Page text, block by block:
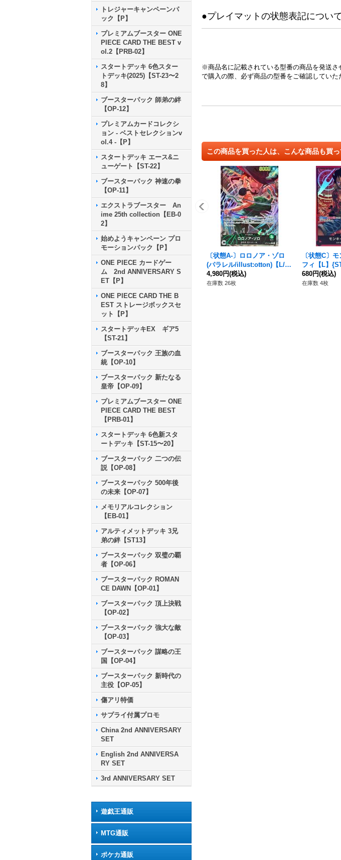
トレジャーキャンペーンパ
ック【P】
プレミアムブースター ONE
PIECE CARD THE BEST v
ol.2【PRB-02】
スタートデッキ 6色スター
トデッキ(2025)【ST-23〜2
8】
ブースターパック 師弟の絆
【OP-12】
プレミアムカードコレクシ
ョン - ベストセレクションv
ol.4 -【P】
スタートデッキ エース&ニ
ューゲート【ST-22】
ブースターパック 神速の拳
【OP-11】
エクストラブースター An
ime 25th collection【EB-0
2】
始めようキャンペーン プロ
モーションパック【P】
ONE PIECE カードゲー
ム 2nd ANNIVERSARY S
ET【P】
ONE PIECE CARD THE B
EST ストレージボックスセ
ット【P】
スタートデッキEX ギア5
【ST-21】
ブースターパック 王族の血
統【OP-10】
ブースターパック 新たなる
皇帝【OP-09】
プレミアムブースター ONE
PIECE CARD THE BEST
【PRB-01】
スタートデッキ 6色新スタ
ートデッキ【ST-15〜20】
ブースターパック 二つの伝
説【OP-08】
ブースターパック 500年後
の未来【OP-07】
メモリアルコレクション
【EB-01】
アルティメットデッキ 3兄
弟の絆【ST13】
ブースターパック 双璧の覇
者【OP-06】
ブースターパック ROMAN
CE DAWN【OP-01】
ブースターパック 頂上決戦
【OP-02】
ブースターパック 強大な敵
【OP-03】
ブースターパック 謀略の王
国【OP-04】
ブースターパック 新時代の
主役【OP-05】
傷アリ特価
サプライ付属プロモ
China 2nd ANNIVERSARY
SET
English 2nd ANNIVERSA
RY SET
3rd ANNIVERSARY SET
遊戯王通販
MTG通販
ポケカ通販
●プレイマットの状態表記につい
※商品名に記載されている型番の商品を発送
で購入の際、必ず商品の型番をご確認していた
この商品を買った人は、こんな商品も買
〔状態A-〕ロロノア・ゾロ
(パラレル/illust:otton)【L/
P】{OP12-020}
4,980円(税込)
在庫数 26枚
〔状態C〕
フィ【L】
680円(税込)
在庫数 4枚